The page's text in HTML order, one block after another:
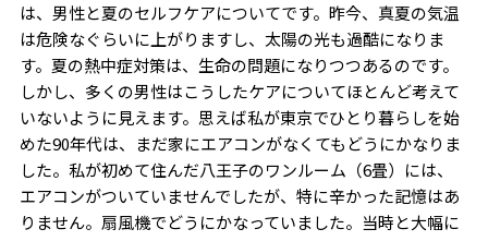
は、男性と夏のセルフケアについてです。昨今、真夏の気温
は危険なぐらいに上がりますし、太陽の光も過酷になりま
す。夏の熱中症対策は、生命の問題になりつつあるのです。
しかし、多くの男性はこうしたケアについてほとんど考えて
いないように見えます。思えば私が東京でひとり暮らしを始
めた90年代は、まだ家にエアコンがなくてもどうにかなりま
した。私が初めて住んだ八王子のワンルーム（6畳）には、
エアコンがついていませんでしたが、特に辛かった記憶はあ
りません。扇風機でどうにかなっていました。当時と大幅に